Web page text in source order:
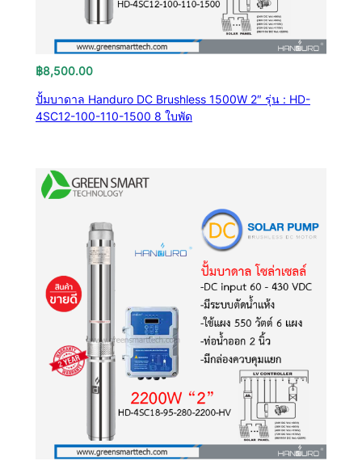
฿8,500.00
ปั้มบาดาล Handuro DC Brushless 1500W 2″ รุ่น : HD-
4SC12-100-110-1500 8 ใบพัด